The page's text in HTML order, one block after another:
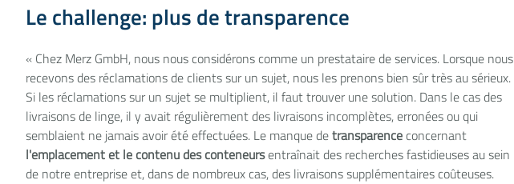
Le challenge: plus de transparence
« Chez Merz GmbH, nous nous considérons comme un prestataire de services. Lorsque nous
recevons des réclamations de clients sur un sujet, nous les prenons bien sûr très au sérieux.
Si les réclamations sur un sujet se multiplient, il faut trouver une solution. Dans le cas des
livraisons de linge, il y avait régulièrement des livraisons incomplètes, erronées ou qui
semblaient ne jamais avoir été effectuées. Le manque detransparence concernant
l'emplacement et le contenu des conteneursentraînait des recherches fastidieuses au sein
de notre entreprise et, dans de nombreux cas, des livraisons supplémentaires coûteuses.